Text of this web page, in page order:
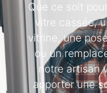
Que ce soit
vitre cassée,
vitrine, une
ou un
notre artisan
apporter une